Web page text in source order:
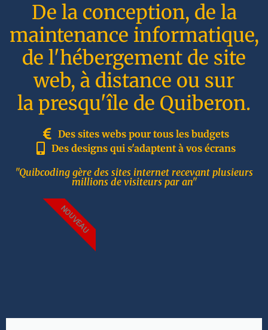
De la conception, de la
maintenance informatique,
de l'hébergement de site
web, à distance ou sur
la presqu'île de Quiberon.
Des sites webs pour tous les budgets
Des designs qui s'adaptent à vos écrans
"Quibcoding gère des sites internet recevant plusieurs
millions de visiteurs par an"
NOUVEAU